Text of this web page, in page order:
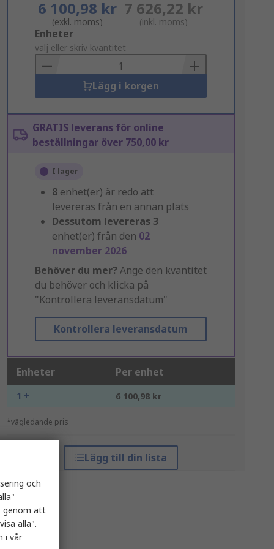
6 100,98 kr
(exkl. moms)
7 626,22 kr
(inkl. moms)
Add
to
Basket
Enheter
välj eller skriv kvantitet
Lägg i korgen
GRATIS leverans för online
beställningar över 750,00 kr
I lager
8 enhet(er) är redo att
levereras från en annan plats
Dessutom levereras 3
enhet(er) från den 02
november 2026
Behöver du mer? Ange den kvantitet
du behöver och klicka på
"Kontrollera leveransdatum"
Kontrollera leveransdatum
Enheter Per enhet
1 + 6 100,98 kr
*vägledande pris
Lägg till din lista
och
genom att
alla".
i vår